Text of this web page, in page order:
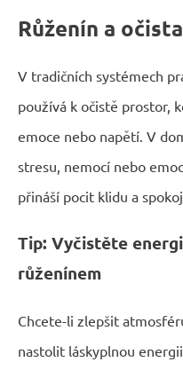
Růženín a
V tradičních systémech
používá k očistě prostor,
emoce nebo napětí. V
stresu, nemocí nebo
přináší pocit klidu a
Tip: Vyčistěte
růženínem
Chcete-li zlepšit
nastolit láskyplnou